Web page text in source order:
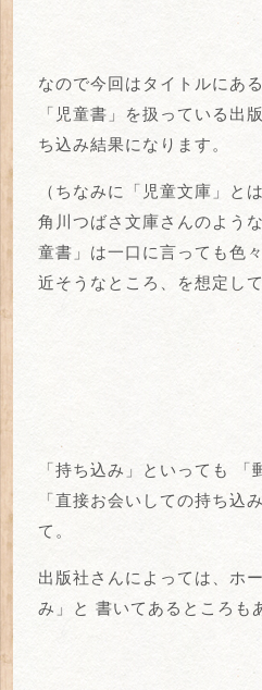
なので今回はタイトルにある
「児童書」を扱っている出
ち込み結果になります。
（ちなみに「児童文庫」と
角川つばさ文庫さんのよう
童書」は一口に言っても色
近そうなところ、を想定し
「持ち込み」といっても
「
「直接お会いしての持ち込
て。
出版社さんによっては、ホ
み」と 書いてあるところも